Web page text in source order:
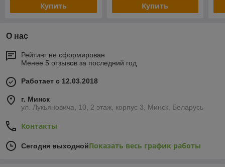
Купить Купить
О нас
Рейтинг не сформирован
Менее 5 отзывов за последний год
Работает с 12.03.2018
г. Минск
ул. Лукьяновича, 10, 2 этаж, корпус 3, Минск, Беларусь
Контакты
Сегодня выходнойПоказать весь график работы